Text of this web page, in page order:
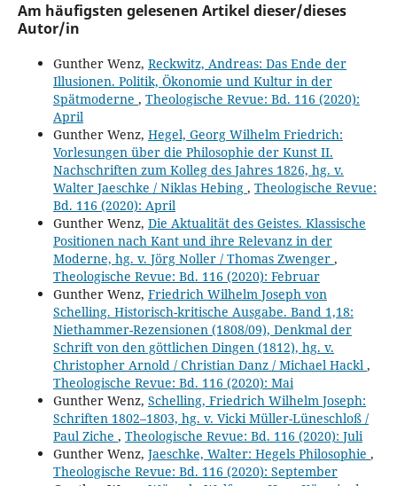
Am häufigsten gelesenen Artikel dieser/dieses
Autor/in
Gunther Wenz, Reckwitz, Andreas: Das Ende der
Illusionen. Politik, Ökonomie und Kultur in der
Spätmoderne , Theologische Revue: Bd. 116 (2020):
April
Gunther Wenz, Hegel, Georg Wilhelm Friedrich:
Vorlesungen über die Philosophie der Kunst II.
Nachschriften zum Kolleg des Jahres 1826, hg. v.
Walter Jaeschke / Niklas Hebing , Theologische Revue:
Bd. 116 (2020): April
Gunther Wenz, Die Aktualität des Geistes. Klassische
Positionen nach Kant und ihre Relevanz in der
Moderne, hg. v. Jörg Noller / Thomas Zwenger ,
Theologische Revue: Bd. 116 (2020): Februar
Gunther Wenz, Friedrich Wilhelm Joseph von
Schelling. Historisch-kritische Ausgabe. Band 1,18:
Niethammer-Rezensionen (1808/09), Denkmal der
Schrift von den göttlichen Dingen (1812), hg. v.
Christopher Arnold / Christian Danz / Michael Hackl ,
Theologische Revue: Bd. 116 (2020): Mai
Gunther Wenz, Schelling, Friedrich Wilhelm Joseph:
Schriften 1802–1803, hg. v. Vicki Müller-Lüneschloß /
Paul Ziche , Theologische Revue: Bd. 116 (2020): Juli
Gunther Wenz, Jaeschke, Walter: Hegels Philosophie ,
Theologische Revue: Bd. 116 (2020): September